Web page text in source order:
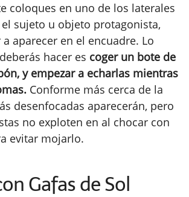
coloques en uno de los laterales
sujeto u objeto protagonista,
aparecer en el encuadre. Lo
hacer es coger un bote de
y empezar a echarlas mientras
Conforme más cerca de la
desenfocadas aparecerán, pero
no exploten en al chocar con
evitar mojarlo.
Gafas de Sol